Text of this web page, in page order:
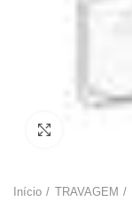
Início TRAVAGEM